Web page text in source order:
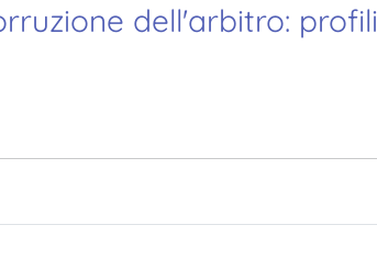
dell'arbitro: profili